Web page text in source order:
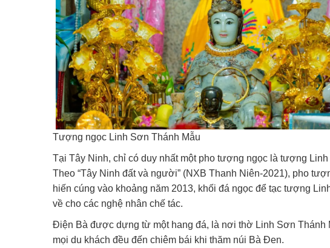
Tượng ngọc Linh Sơn Thánh Mẫu
Tại Tây Ninh, chỉ có duy nhất một pho tượng ngọc là tượng
Theo “Tây Ninh đất và người” (NXB Thanh Niên-2021), pho
hiến cúng vào khoảng năm 2013, khối đá ngọc để tạc tượng
về cho các nghệ nhân chế tác.
Điện Bà được dựng từ một hang đá, là nơi thờ Linh Sơn Thánh
mọi du khách đều đến chiêm bái khi thăm núi Bà Đen.